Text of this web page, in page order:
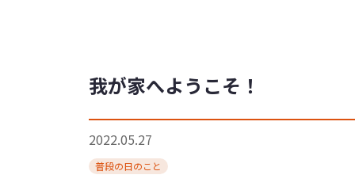
我が家へようこそ！
2022.05.27
普段の日のこと